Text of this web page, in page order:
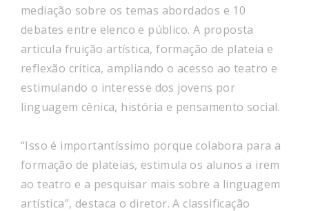
mediação sobre os temas abordados e 10
debates entre elenco e público. A proposta
articula fruição artística, formação de plateia e
reflexão crítica, ampliando o acesso ao teatro e
estimulando o interesse dos jovens por
linguagem cênica, história e pensamento social.
“Isso é importantíssimo porque colabora para a
formação de plateias, estimula os alunos a irem
ao teatro e a pesquisar mais sobre a linguagem
artística”, destaca o diretor. A classificação